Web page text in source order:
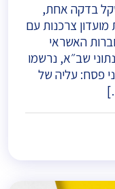
2.4 מיליון שקל בדקה אחת,
מועדון צרכנות עם
– חברות האשראי
שב״א, נרשמו
פסח: עליה של